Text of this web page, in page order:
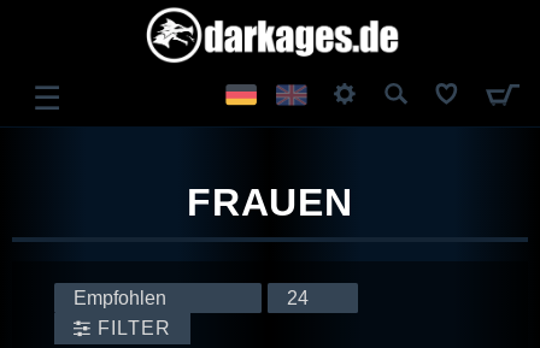
☰
REGISTRIEREN
FRAUEN
FILTER